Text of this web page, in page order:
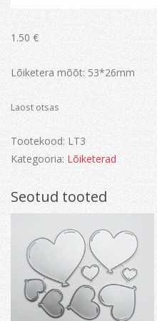
1.50 €
Lõiketera mõõt: 53*26mm
Laost otsas
Tootekood: LT3
Kategooria: Lõiketerad
Seotud tooted